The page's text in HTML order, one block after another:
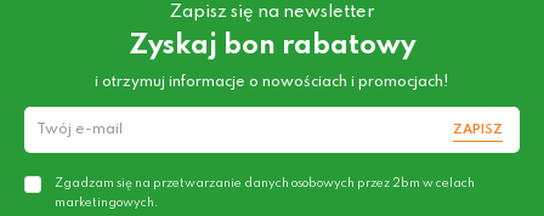
Zapisz się na newsletter
Zyskaj bon rabatowy
i otrzymuj informacje o nowościach i promocjach!
ZAPISZ
Zgadzam się na przetwarzanie danych osobowych przez 2bm w celach
marketingowych.